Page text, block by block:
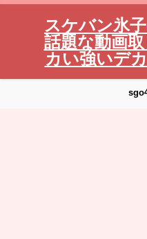
スケバン氷
話題な動画
カい強いデ